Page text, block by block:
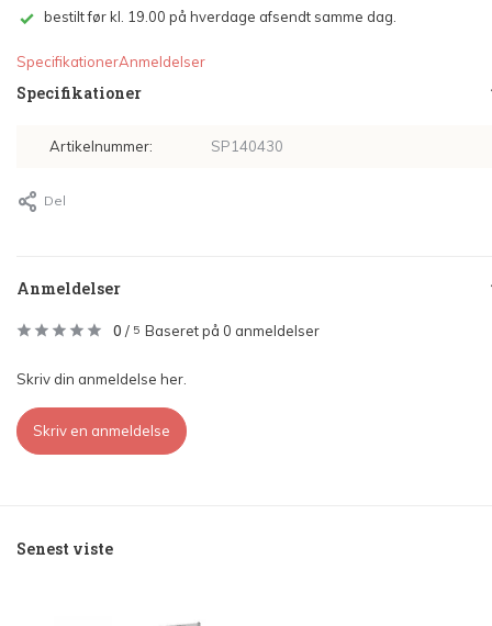
bestilt før kl. 19.00 på hverdage afsendt samme dag.
SpecifikationerAnmeldelser
Specifikationer
Artikelnummer: SP140430
Del
Anmeldelser
0 / 5 Baseret på 0 anmeldelser
Skriv din anmeldelse her.
Skriv en anmeldelse
Senest viste